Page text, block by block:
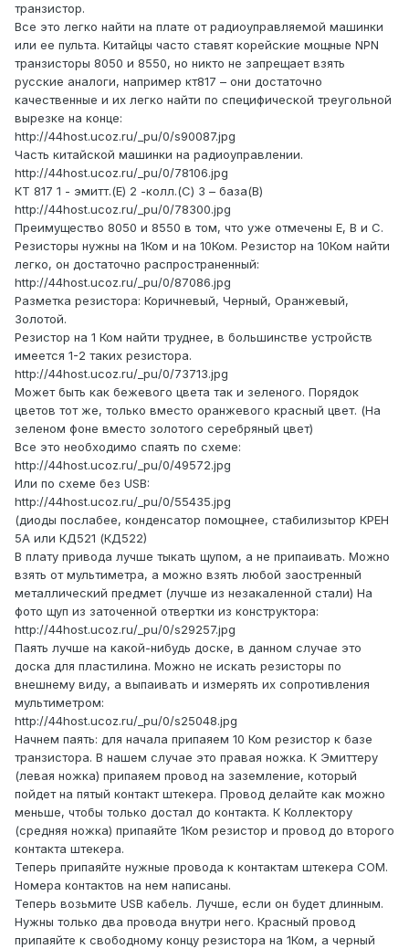
транзистор.
Все это легко найти на плате от радиоуправляемой машинки
или ее пульта. Китайцы часто ставят корейские мощные NPN
транзисторы 8050 и 8550, но никто не запрещает взять
русские аналоги, например кт817 – они достаточно
качественные и их легко найти по специфической треугольной
вырезке на конце:
http://44host.ucoz.ru/_pu/0/s90087.jpg
Часть китайской машинки на радиоуправлении.
http://44host.ucoz.ru/_pu/0/78106.jpg
КТ 817 1 - эмитт.(Е) 2 -колл.(С) 3 – база(В)
http://44host.ucoz.ru/_pu/0/78300.jpg
Преимущество 8050 и 8550 в том, что уже отмечены E, B и C.
Резисторы нужны на 1Ком и на 10Ком. Резистор на 10Ком найти
легко, он достаточно распространенный:
http://44host.ucoz.ru/_pu/0/87086.jpg
Разметка резистора: Коричневый, Черный, Оранжевый,
Золотой.
Резистор на 1 Ком найти труднее, в большинстве устройств
имеется 1-2 таких резистора.
http://44host.ucoz.ru/_pu/0/73713.jpg
Может быть как бежевого цвета так и зеленого. Порядок
цветов тот же, только вместо оранжевого красный цвет. (На
зеленом фоне вместо золотого серебряный цвет)
Все это необходимо спаять по схеме:
http://44host.ucoz.ru/_pu/0/49572.jpg
Или по схеме без USB:
http://44host.ucoz.ru/_pu/0/55435.jpg
(диоды послабее, конденсатор помощнее, стабилизытор КРЕН
5А или КД521 (КД522)
В плату привода лучше тыкать щупом, а не припаивать. Можно
взять от мультиметра, а можно взять любой заостренный
металлический предмет (лучше из незакаленной стали) На
фото щуп из заточенной отвертки из конструктора:
http://44host.ucoz.ru/_pu/0/s29257.jpg
Паять лучше на какой-нибудь доске, в данном случае это
доска для пластилина. Можно не искать резисторы по
внешнему виду, а выпаивать и измерять их сопротивления
мультиметром:
http://44host.ucoz.ru/_pu/0/s25048.jpg
Начнем паять: для начала припаяем 10 Ком резистор к базе
транзистора. В нашем случае это правая ножка. К Эмиттеру
(левая ножка) припаяем провод на заземление, который
пойдет на пятый контакт штекера. Провод делайте как можно
меньше, чтобы только достал до контакта. К Коллектору
(средняя ножка) припаяйте 1Ком резистор и провод до второго
контакта штекера.
Теперь припаяйте нужные провода к контактам штекера COM.
Номера контактов на нем написаны.
Теперь возьмите USB кабель. Лучше, если он будет длинным.
Нужны только два провода внутри него. Красный провод
припаяйте к свободному концу резистора на 1Ком, а черный